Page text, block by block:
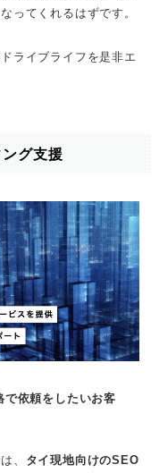
ってくれるはずです。
ライブライフを是非エ
グ支援
依頼をしたいお客
、 タイ現地向けのSEO